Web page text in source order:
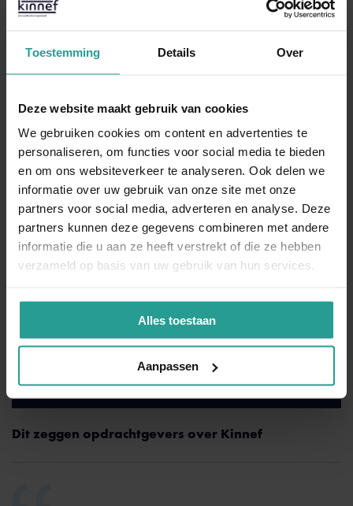
Toestemming Details Over
Deze website maakt gebruik van cookies
We gebruiken cookies om content en advertenties te
personaliseren, om functies voor social media te bieden
en om ons websiteverkeer te analyseren. Ook delen we
informatie over uw gebruik van onze site met onze
partners voor social media, adverteren en analyse. Deze
partners kunnen deze gegevens combineren met andere
informatie die u aan ze heeft verstrekt of die ze hebben
verzameld op basis van uw gebruik van hun services.
Alles toestaan
Aanpassen
Van der Linde helpt u ratten te bestrijden in
Een rattenplaag is moeilijker te bestrijden dan te
voorkomen, daarom is de hulp van een professionele
graag met ratten bestrijden in Deventer. Om de ratten
voorgoed te bestrijden dient de bron te worden
geëlimineerd. Wij gaan discreet te werk. Uw klanten, buren
en gasten hoeven er geen last van te hebben. Ook komen
wij bij u langs wanneer het ú uitkomt. Wij zijn dan ook 24/7
bereikbaar. Heeft u te maken met een spoedgeval? Dan
kunnen wij er binnen 4 uur al zijn. Wacht niet te lang met
contact opnemen, want rattenplagen zetten snel uit.
Binnen 1 werkdag antwoord
Dit zeggen opdrachtgevers over Kinnef